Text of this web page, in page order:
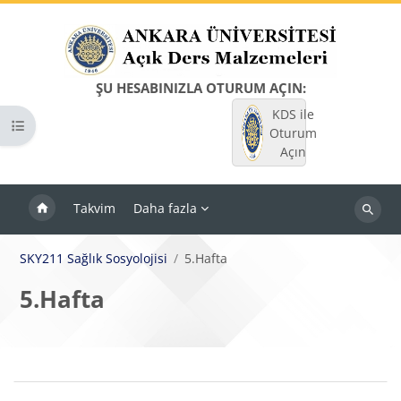
ŞU HESABINIZLA OTURUM AÇIN:
KDS ile
Oturum
Açın
Takvim Daha fazla
Dersleri
Kurs dizinini aç
SKY211 Sağlık Sosyolojisi 5.Hafta
5.Hafta
Bloklar
Bölüm anahatları